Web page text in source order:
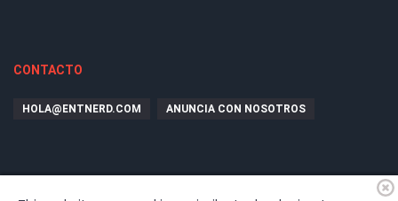
CONTACTO
HOLA@ENTNERD.COM ANUNCIA CON NOSOTROS